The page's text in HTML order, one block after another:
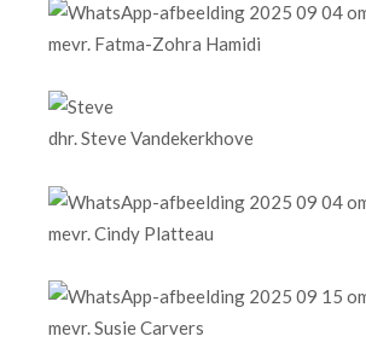
mevr. Fatma-Zohra Hamidi
dhr. Steve Vandekerkhove
mevr. Cindy Platteau
mevr. Susie Carvers